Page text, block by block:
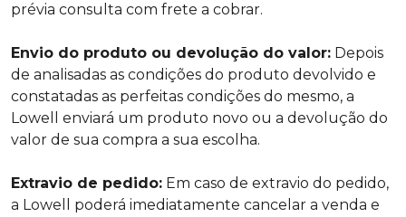
prévia consulta com frete a cobrar.
Envio do produto ou devolução do valor: Depois
de analisadas as condições do produto devolvido e
constatadas as perfeitas condições do mesmo, a
Lowell enviará um produto novo ou a devolução do
valor de sua compra a sua escolha.
Extravio de pedido: Em caso de extravio do pedido,
a Lowell poderá imediatamente cancelar a venda e